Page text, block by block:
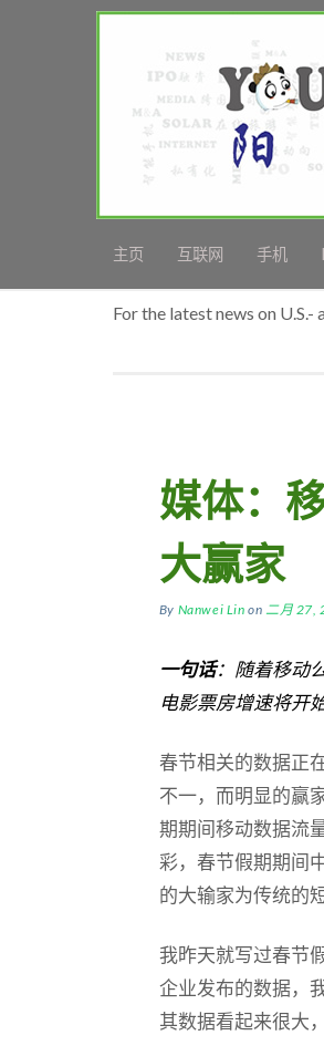
主页 互联网 手机
For the latest news on
媒体：
大赢家
By Nanwei Lin on 二月 27,
一句话：随着移动
电影票房增速将开
春节相关的数据正
不一，而明显的赢
期期间移动数据流
彩，春节假期期间
的大输家为传统的
我昨天就写过春节
企业发布的数据，
其数据看起来很大